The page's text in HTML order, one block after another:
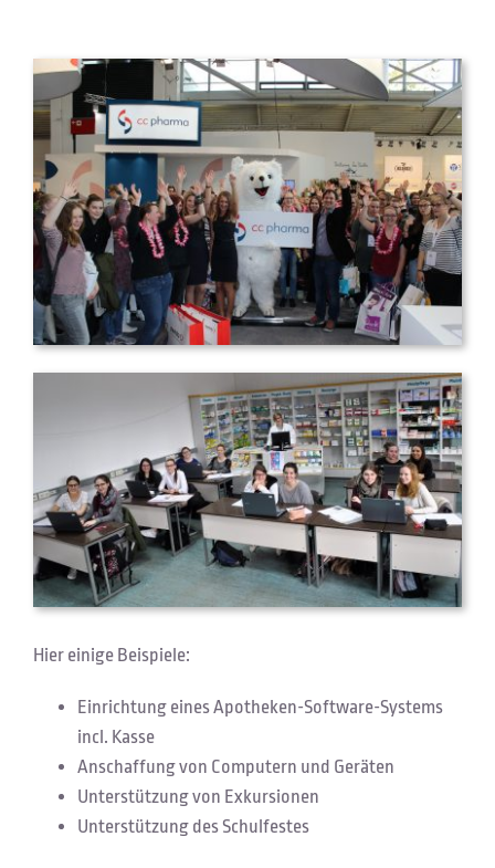
Hier einige Beispiele:
Einrichtung eines Apotheken-Software-Systems
incl. Kasse
Anschaffung von Computern und Geräten
Unterstützung von Exkursionen
Unterstützung des Schulfestes